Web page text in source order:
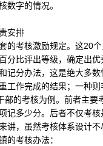
数字的情况。
安排
考核激励规定。这20个
分比评出等级，确定出
记分办法，这是绝大多
工作完成的结果；一种
部的考核为例。前者主
记多少分。后者不仅考
讲，虽然考核体系设计
考核办法：